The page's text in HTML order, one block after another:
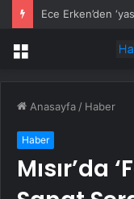
Menü
Anasayfa / Haber
Haber
Mısır’da